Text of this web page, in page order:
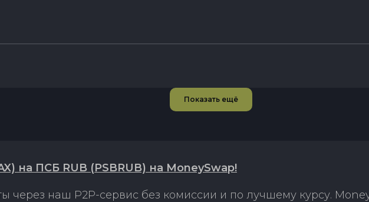
Показать ещё
на ПСБ RUB (PSBRUB) на MoneySwap!
через наш P2P-сервис без комиссии и по лучшему курсу.